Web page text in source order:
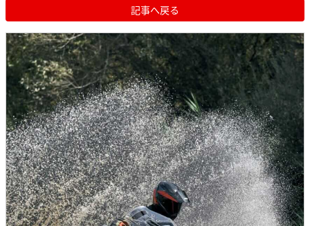
記事へ戻る